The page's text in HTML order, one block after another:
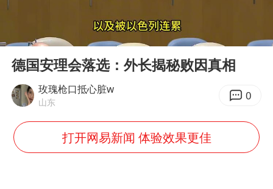
白海豚在海上打了个结
方桃子代言广告视频已下架
河南警方公开征集黑恶犯罪线索
谢霆锋演唱会隔空祝王菲生日快乐
Play
德国安理会落选：外长揭秘败因真相
玫瑰枪口抵心脏w
山东 0
打开网易新闻 体验效果更佳